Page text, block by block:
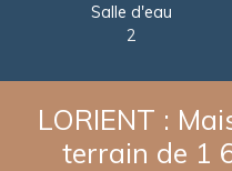
Salle d'eau
2
LORIENT :
terrain de 1